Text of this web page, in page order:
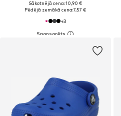
Sākotnējā cena: 10,90 €
Pēdējā zemākā cena:7,57 €
+3